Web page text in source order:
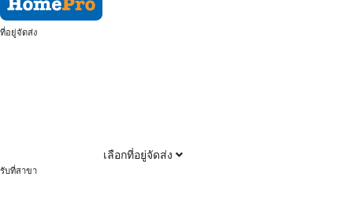
ที่อยู่จัดส่ง
เลือกที่อยู่จัดส่ง
รับที่สาขา